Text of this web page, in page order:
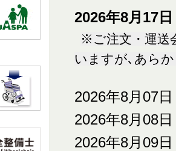
2026年8月17
※ご注文・運送
いますが､あら
2026年8月07
2026年8月08
2026年8月09